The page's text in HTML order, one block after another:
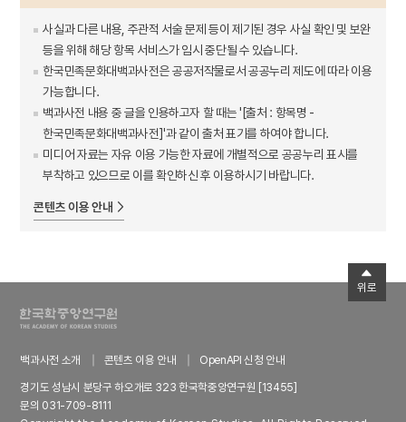
사실과 다른 내용, 주관적 서술 문제 등이 제기된 경우 사실 확인 및 보완
등을 위해 해당 항목 서비스가 임시 중단될 수 있습니다.
한국민족문화대백과사전은 공공저작물로서 공공누리 제도에 따라 이용
가능합니다.
백과사전 내용 중 글을 인용하고자 할 때는 '[출처 : 항목명 -
한국민족문화대백과사전]'과 같이 출처 표기를 하여야 합니다.
미디어 자료는 자유 이용 가능한 자료에 개별적으로 공공누리 표시를
부착하고 있으므로 이를 확인하신 후 이용하시기 바랍니다.
콘텐츠 이용 안내
백과사전 소개 콘텐츠 이용 안내
OpenAPI 신청 안내
경기도 성남시 분당구 하오개로 323 한국학중앙연구원 [13455]
문의 031-709-8111
위로